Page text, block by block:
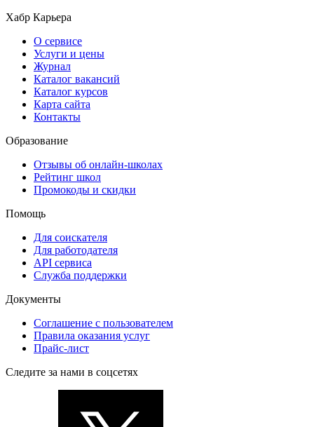
Хабр Карьера
О сервисе
Услуги и цены
Журнал
Каталог вакансий
Каталог курсов
Карта сайта
Контакты
Образование
Отзывы об онлайн-школах
Рейтинг школ
Промокоды и скидки
Помощь
Для соискателя
Для работодателя
API сервиса
Служба поддержки
Документы
Соглашение с пользователем
Правила оказания услуг
Прайс-лист
Следите за нами в соцсетях